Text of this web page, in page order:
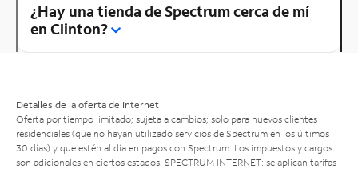
¿Hay una tienda de Spectrum cerca de mí
en Clinton?
Detalles de la oferta de Internet
Oferta por tiempo limitado; sujeta a cambios; solo para nuevos clientes
residenciales (que no hayan utilizado servicios de Spectrum en los últimos
30 días) y que estén al día en pagos con Spectrum. Los impuestos y cargos
son adicionales en ciertos estados. SPECTRUM INTERNET: se aplican tarifas